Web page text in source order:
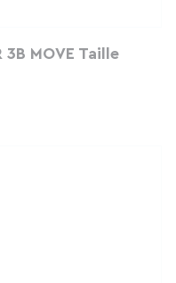
3B MOVE Taille